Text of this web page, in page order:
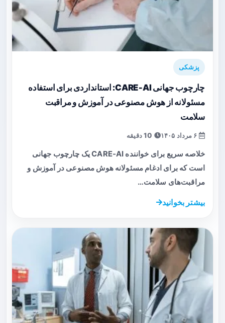
پزشکی
چارچوب جهانی CARE‑AI: استانداردی برای استفاده
مسئولانه از هوش مصنوعی در آموزش و مراقبت
سلامت
خلاصه سریع برای خواننده CARE‑AI یک چارچوب جهانی
است که برای ادغام مسئولانه هوش مصنوعی در آموزش و
مراقبت‌های سلامت…
بیشتر بخوانید